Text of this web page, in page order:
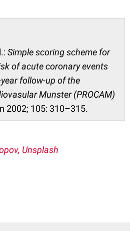
Simple scoring scheme for
of acute coronary events
follow-up of the
Munster (PROCAM)
2002; 105: 310–315.
Unsplash